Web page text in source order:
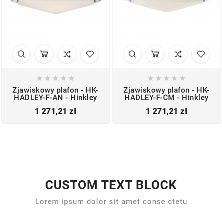
    
Zjawiskowy plafon - HK-
HADLEY-F-AN - Hinkley
1 271,21 złCena
    
Zjawiskowy plafon - HK-
HADLEY-F-CM - Hinkley
1 271,21 złCena
CUSTOM TEXT BLOCK
Lorem ipsum dolor sit amet conse ctetu